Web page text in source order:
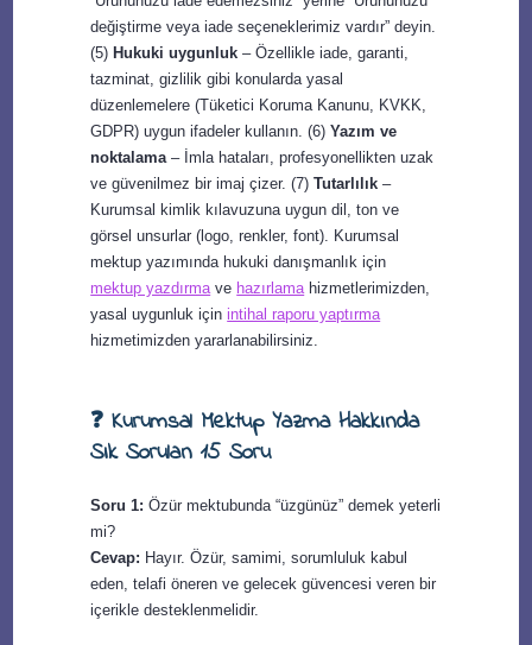
değiştirme veya iade seçeneklerimiz vardır” deyin.
(5)Hukuki uygunluk – Özellikle iade, garanti,
tazminat, gizlilik gibi konularda yasal
düzenlemelere (Tüketici Koruma Kanunu, KVKK,
GDPR) uygun ifadeler kullanın. (6)Yazım ve
noktalama – İmla hataları, profesyonellikten uzak
ve güvenilmez bir imaj çizer. (7)Tutarlılık –
Kurumsal kimlik kılavuzuna uygun dil, ton ve
görsel unsurlar (logo, renkler, font). Kurumsal
mektup yazımında hukuki danışmanlık için
mektup yazdırma ve hazırlama hizmetlerimizden,
yasal uygunluk içinintihal raporu yaptırma
hizmetimizden yararlanabilirsiniz.
❓ Kurumsal Mektup Yazma Hakkında
Sık Sorulan 15 Soru
Soru 1: Özür mektubunda “üzgünüz” demek yeterli
mi?
Cevap: Hayır. Özür, samimi, sorumluluk kabul
eden, telafi öneren ve gelecek güvencesi veren bir
içerikle desteklenmelidir.